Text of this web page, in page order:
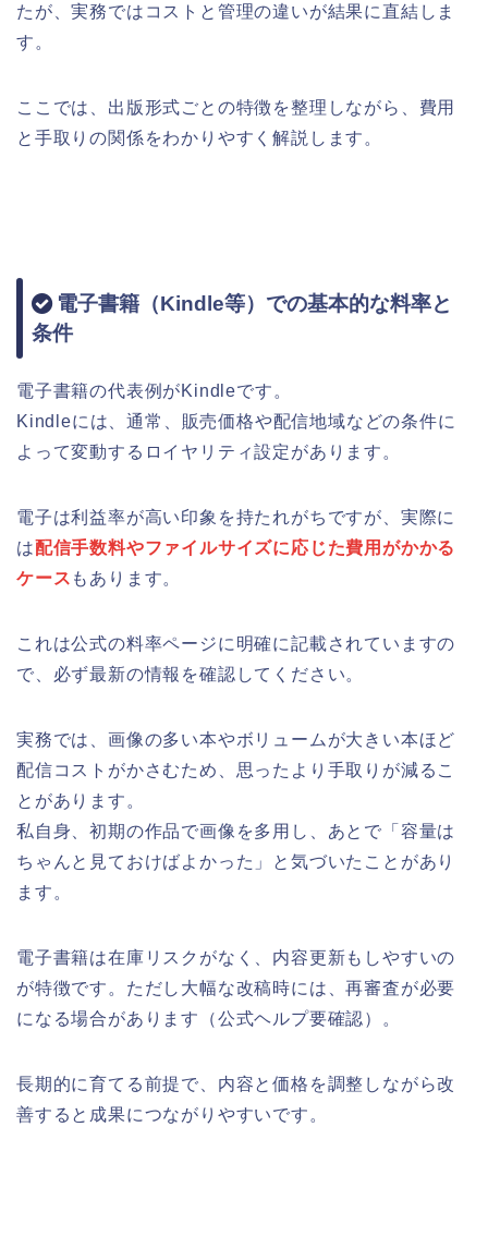
たが、実務ではコストと管理の違いが結果に直結しま
す。
ここでは、出版形式ごとの特徴を整理しながら、費用
と手取りの関係をわかりやすく解説します。
電子書籍（Kindle等）での基本的な料率と
条件
電子書籍の代表例がKindleです。
Kindleには、通常、販売価格や配信地域などの条件に
よって変動するロイヤリティ設定があります。
電子は利益率が高い印象を持たれがちですが、実際に
は配信手数料やファイルサイズに応じた費用がかかる
ケース もあります。
これは公式の料率ページに明確に記載されていますの
で、必ず最新の情報を確認してください。
実務では、画像の多い本やボリュームが大きい本ほど
配信コストがかさむため、思ったより手取りが減るこ
とがあります。
私自身、初期の作品で画像を多用し、あとで「容量は
ちゃんと見ておけばよかった」と気づいたことがあり
ます。
電子書籍は在庫リスクがなく、内容更新もしやすいの
が特徴です。ただし大幅な改稿時には、再審査が必要
になる場合があります（公式ヘルプ要確認）。
長期的に育てる前提で、内容と価格を調整しながら改
善すると成果につながりやすいです。